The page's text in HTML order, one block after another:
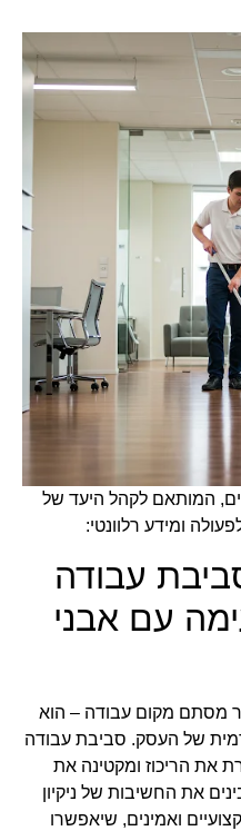
המותאם לקהל היעד של
ומידע רלוונטי:
עבודה
עם אבני
מסתם מקום עבודה – הוא
של העסק. סביבת עבודה
את הריכוז ומקטינה את
את החשיבות של ניקיון
ואמינים, שיאפשרו